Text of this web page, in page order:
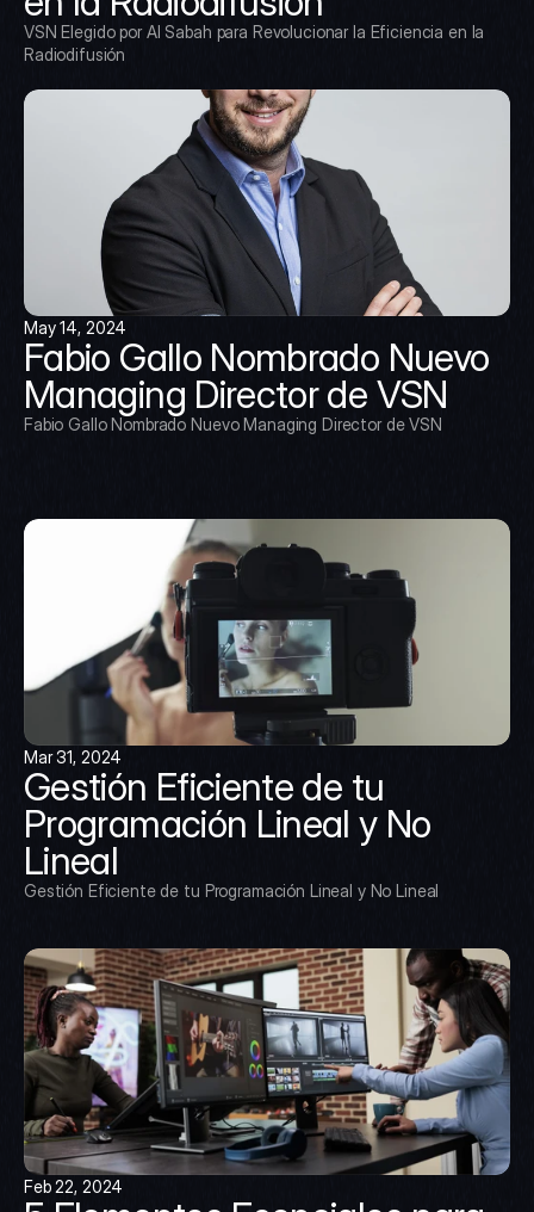
VSN Elegido por Al Sabah para Revolucionar la Eficiencia en la
Radiodifusión
May 14, 2024
Fabio Gallo Nombrado Nuevo
Managing Director de VSN
Fabio Gallo Nombrado Nuevo Managing Director de VSN
Mar 31, 2024
Gestión Eficiente de tu
Programación Lineal y No
Lineal
Gestión Eficiente de tu Programación Lineal y No Lineal
Feb 22, 2024